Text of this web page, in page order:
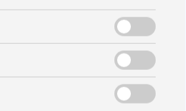
20+
JuristInnen